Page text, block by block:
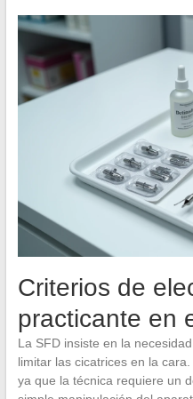
Criterios de
practicante en
La SFD insiste en la
limitar las cicatrices en la
ya que la técnica requiere un